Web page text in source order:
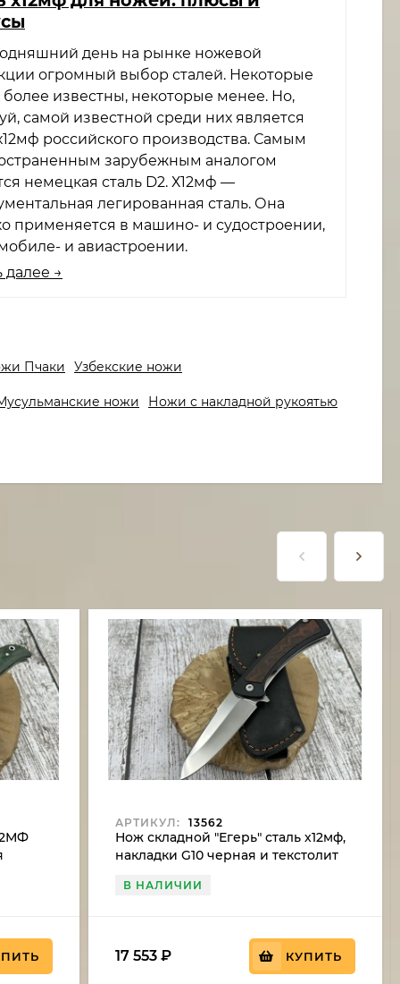
день на рынке ножевой
огромный выбор сталей. Некоторые
более известны, некоторые менее. Но,
самой известной среди них является
российского производства. Самым
зарубежным аналогом
немецкая сталь D2. Х12мф —
легированная сталь. Она
применяется в машино- и судостроении,
и авиастроении.
далее →
Пчаки Узбекские ножи
ножи
Ножи с накладной рукоятью
АРТИКУЛ: 13562
Нож складной "Егерь" сталь х12мф,
накладки G10 черная и текстолит
В НАЛИЧИИ
17 553 ₽ КУПИТЬ